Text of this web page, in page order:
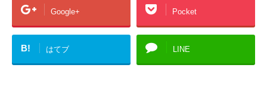
Google+ Pocket
B! はてブ LINE